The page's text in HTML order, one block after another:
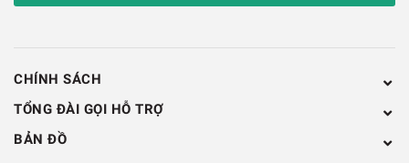
Bảng Kẹp Mạch Điện Tử Best
Chính Sách Bảo Hành:
CHÍNH SÁCH
TỔNG ĐÀI GỌI HỖ TRỢ
BẢN ĐỒ